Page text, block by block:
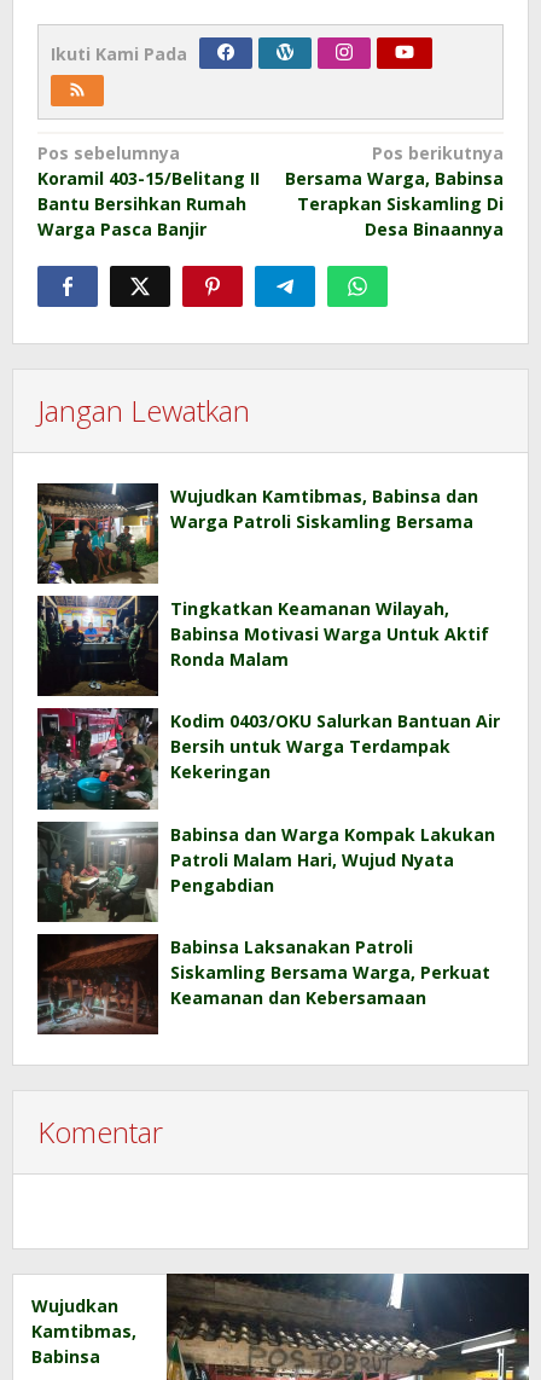
Ikuti Kami Pada
Navigasi
pos
Pos sebelumnya
Koramil 403-15/Belitang II
Bantu Bersihkan Rumah
Warga Pasca Banjir
Pos berikutnya
Bersama Warga, Babinsa
Terapkan Siskamling Di
Desa Binaannya
Jangan Lewatkan
Wujudkan Kamtibmas, Babinsa dan
Warga Patroli Siskamling Bersama
Tingkatkan Keamanan Wilayah,
Babinsa Motivasi Warga Untuk Aktif
Ronda Malam
Kodim 0403/OKU Salurkan Bantuan Air
Bersih untuk Warga Terdampak
Kekeringan
Babinsa dan Warga Kompak Lakukan
Patroli Malam Hari, Wujud Nyata
Pengabdian
Babinsa Laksanakan Patroli
Siskamling Bersama Warga, Perkuat
Keamanan dan Kebersamaan
Komentar
Wujudkan
Kamtibmas,
Babinsa